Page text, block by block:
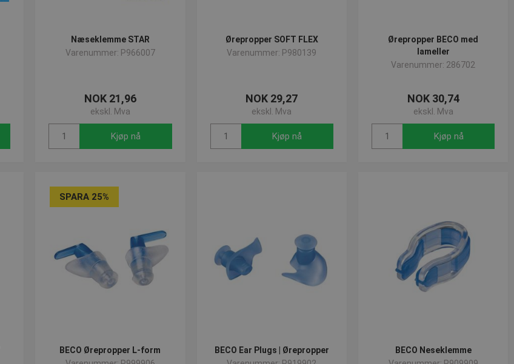
Næseklemme STAR
Varenummer: P966007
NOK 21,96
ekskl. Mva
Kjøp nå
Ørepropper SOFT FLEX
Varenummer: P980139
NOK 29,27
ekskl. Mva
Kjøp nå
Ørepropper BECO med
lameller
Varenummer: 286702
NOK 30,74
ekskl. Mva
Kjøp nå
SPARA 25%
BECO Ørepropper L-form
BECO Ear Plugs | Ørepropper
BECO Neseklemme